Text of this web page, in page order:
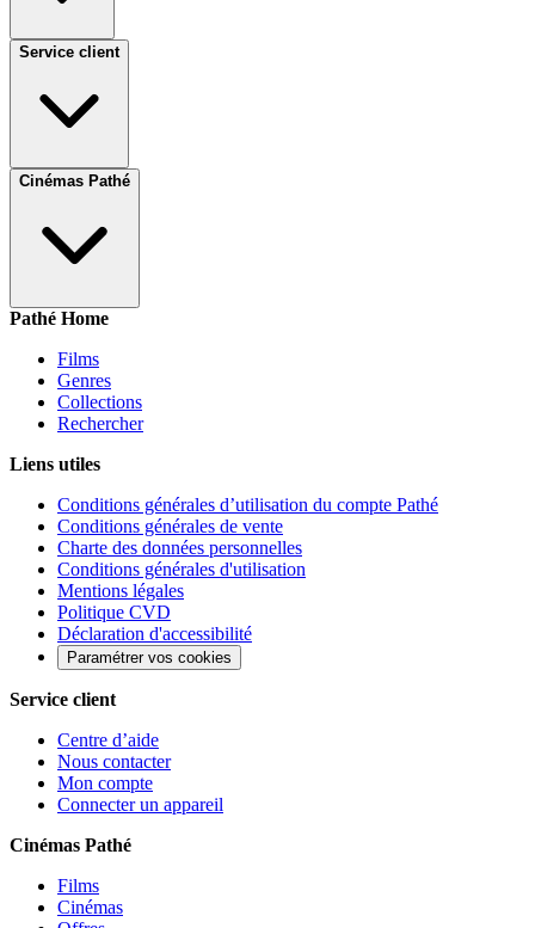
Service client
Cinémas Pathé
Pathé Home
Films
Genres
Collections
Rechercher
Liens utiles
Conditions générales d’utilisation du compte Pathé
Conditions générales de vente
Charte des données personnelles
Conditions générales d'utilisation
Mentions légales
Politique CVD
Déclaration d'accessibilité
Paramétrer vos cookies
Service client
Centre d’aide
Nous contacter
Mon compte
Connecter un appareil
Cinémas Pathé
Films
Cinémas